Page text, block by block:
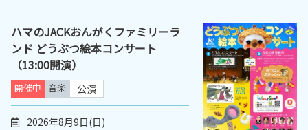
ハマのJACKおんがくファミリーラ
ンド どうぶつ絵本コンサート
（13:00開演）
開催中 音楽 公演
2026年8月9日(日)